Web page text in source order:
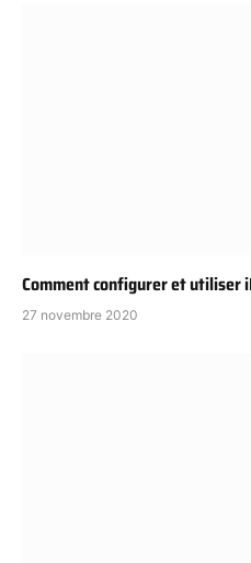
Comment configurer et utiliser
27 novembre 2020